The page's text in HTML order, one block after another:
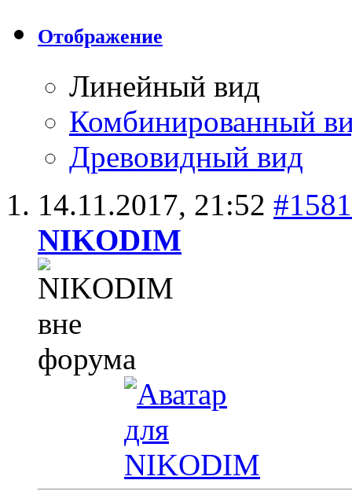
Отображение
Линейный вид
Комбинированный
Древовидный вид
14.11.2017, 21:52 #1581
NIKODIM